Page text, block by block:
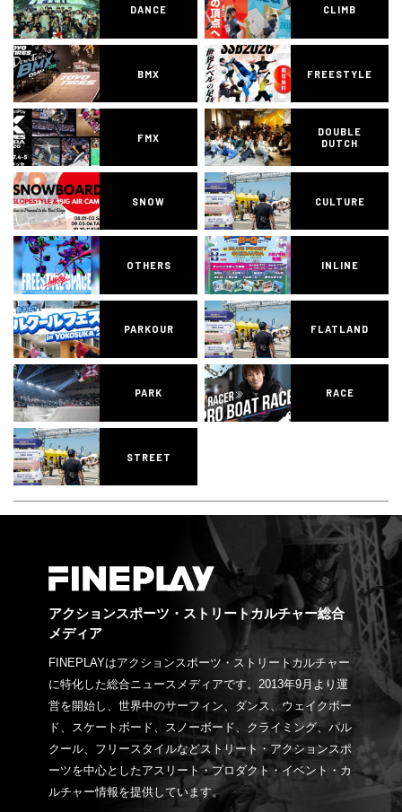
DANCE CLIMB
BMX FREESTYLE
FMX
DOUBLE
DUTCH
SNOW CULTURE
OTHERS INLINE
PARKOUR FLATLAND
PARK RACE
STREET
アクションスポーツ・ストリートカルチャー総合
メディア
FINEPLAYはアクションスポーツ・ストリートカルチャー
に特化した総合ニュースメディアです。2013年9月より運
営を開始し、世界中のサーフィン、ダンス、ウェイクボー
ド、スケートボード、スノーボード、クライミング、パル
クール、フリースタイルなどストリート・アクションスポ
ーツを中心としたアスリート・プロダクト・イベント・カ
ルチャー情報を提供しています。